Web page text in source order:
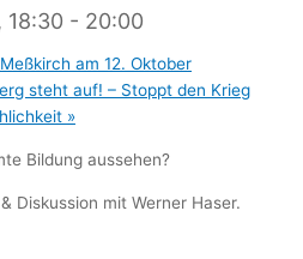
18:30 - 20:00
am 12. Oktober
steht auf! – Stoppt den Krieg
»
Bildung aussehen?
Diskussion mit Werner Haser.